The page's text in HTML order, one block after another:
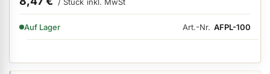
Nagelfeilen, Werkzeuge, Tips & Zubehör anzeigen
/ Stück inkl. MwSt
VERFÜGBARKEIT:
Auf Lager Art.-Nr. AFPL-100